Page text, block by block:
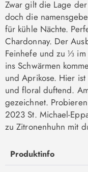
Zwar gilt die Lage
doch die
für kühle Nächte.
Chardonnay. Der
Feinhefe und zu ⅓ im
ins Schwärmen
und Aprikose. Hier
und floral duftend.
gezeichnet.
2023 St. Michael-
zu Zitronenhuhn mit
Produktinfo